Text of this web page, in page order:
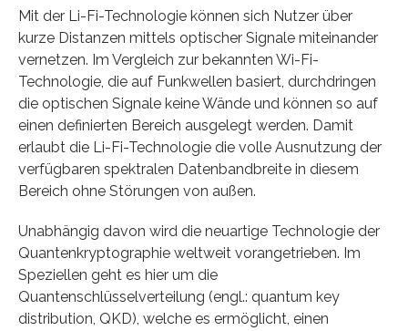
Mit der Li-Fi-Technologie können sich Nutzer über
kurze Distanzen mittels optischer Signale miteinander
vernetzen. Im Vergleich zur bekannten Wi-Fi-
Technologie, die auf Funkwellen basiert, durchdringen
die optischen Signale keine Wände und können so auf
einen definierten Bereich ausgelegt werden. Damit
erlaubt die Li-Fi-Technologie die volle Ausnutzung der
verfügbaren spektralen Datenbandbreite in diesem
Bereich ohne Störungen von außen.
Unabhängig davon wird die neuartige Technologie der
Quantenkryptographie weltweit vorangetrieben. Im
Speziellen geht es hier um die
Quantenschlüsselverteilung (engl.: quantum key
distribution, QKD), welche es ermöglicht, einen